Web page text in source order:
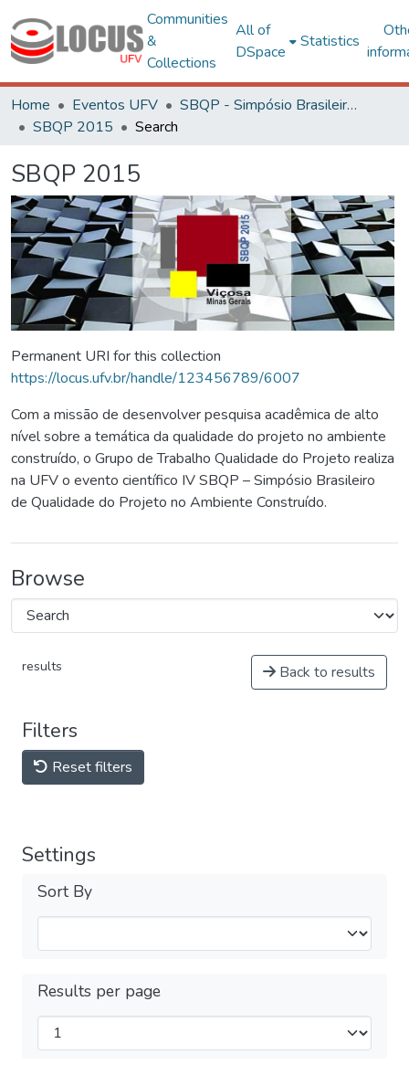
Communities
&
Collections
All of
DSpace
Statistics
Home Eventos UFV
SBQP - Simpósio Brasileiro de Qualidade do Projeto no Ambiente Construído
SBQP 2015
Search
SBQP 2015
Permanent URI for this collection
https://locus.ufv.br/handle/123456789/6007
Com a missão de desenvolver pesquisa acadêmica de alto
nível sobre a temática da qualidade do projeto no ambiente
construído, o Grupo de Trabalho Qualidade do Projeto realiza
na UFV o evento científico IV SBQP – Simpósio Brasileiro
de Qualidade do Projeto no Ambiente Construído.
Browse
results Back to results
Filters
Reset filters
Settings
Sort By
Results per page